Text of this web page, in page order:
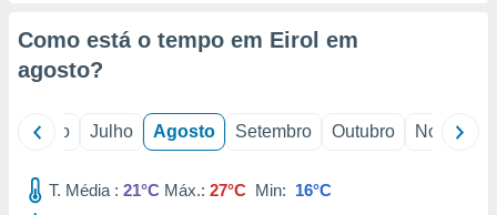
estudos
e
Como está o tempo em Eirol em
agosto?
Junho Julho Agosto Setembro Outubro Novembro
T. Média : 21°C Máx.: 27°C Min: 16°C